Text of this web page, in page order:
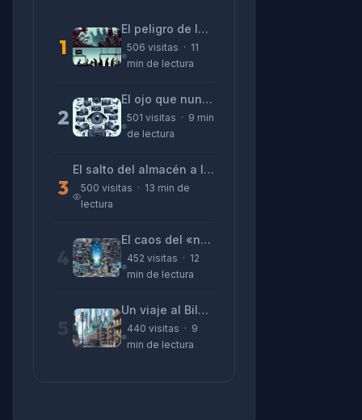
1
El peligro de las «alucinaciones» y el CV prefabricado
506 visitas · 11
min de lectura
2
El ojo que nunca parpadea: lo que nos cuentan las cámaras de Lizeth Marzano
501 visitas · 9 min
de lectura
3
El salto del almacén a la terminal: La realidad de reinventarse en tecnología
500 visitas · 13 min de
lectura
El caos del «no funciona nada» y la realidad tras la pantalla
452 visitas · 12
min de lectura
Un viaje al Bilbao de 2026 con sabor a 1895
440 visitas · 9
min de lectura